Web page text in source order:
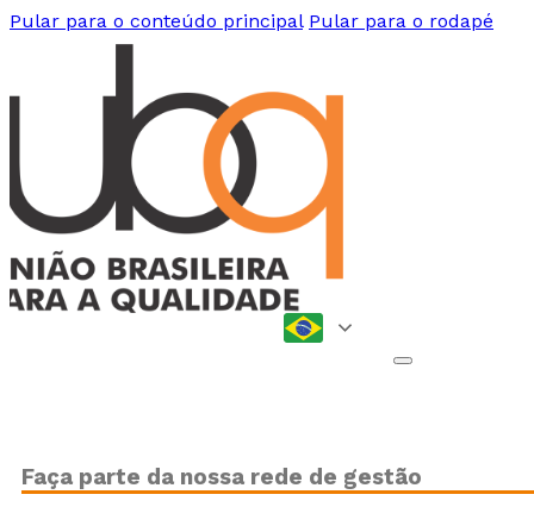
Pular para o conteúdo principal Pular para o rodapé
Faça parte da nossa rede de gestão